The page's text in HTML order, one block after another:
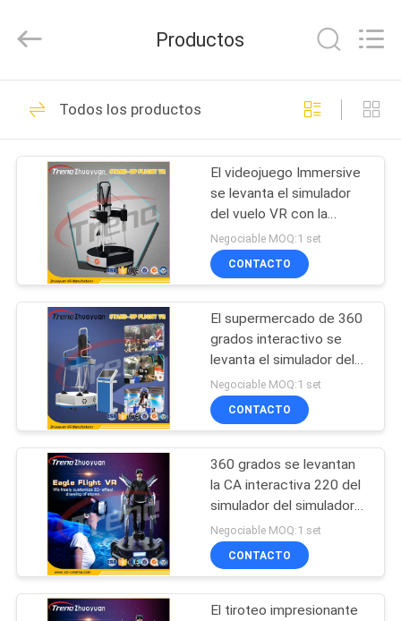
HOGAR
PRODUCTOS
SHOW
SOBRE
NOSOTROS
TOUR
POR
LA
FÁBRICA
CONTROL
CALIDAD
Co.,Ltd.
simulador de 9D VR
333
simulador de
movimiento vr
559
Simulador de
carreras de realidad
virtual
93
Productos
Todos los productos
El videojuego Immersive
se levanta el simulador
del vuelo VR con la
plataforma de la
vibración de la primavera
Negociable MOQ:1 set
CONTACTO
El supermercado de 360
grados interactivo se
levanta el simulador del
vuelo VR para el solo
jugador
Negociable MOQ:1 set
CONTACTO
360 grados se levantan
la CA interactiva 220 del
simulador del simulador
VR de la realidad virtual
del vuelo
Negociable MOQ:1 set
CONTACTO
El tiroteo impresionante